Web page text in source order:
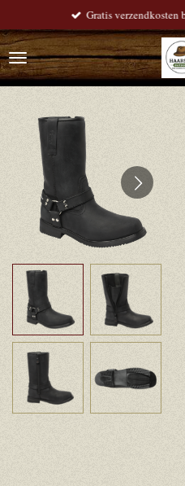
direct
naar
de
Gratis verzendkosten